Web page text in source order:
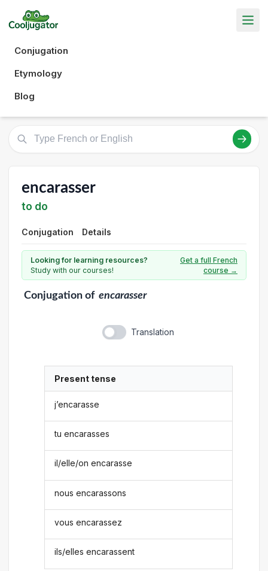
Conjugation
Etymology
Blog
encarasser
to do
Conjugation Details
Looking for learning resources?
Study with our courses!
Get a full French
course →
Conjugationof encarasser
Translation
Present tense
j’encarasse
tu encarasses
il/elle/on encarasse
nous encarassons
vous encarassez
ils/elles encarassent